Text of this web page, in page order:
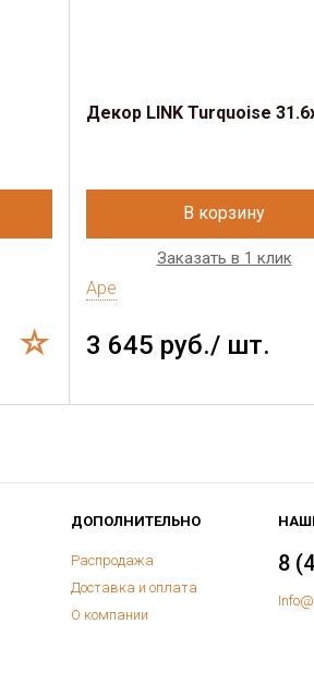
Декор LINK Turquoise
В корзину
Заказать в 1 клик
Ape
3 645 руб./ шт.
ДОПОЛНИТЕЛЬНО
Распродажа
Доставка и оплата
О компании
8